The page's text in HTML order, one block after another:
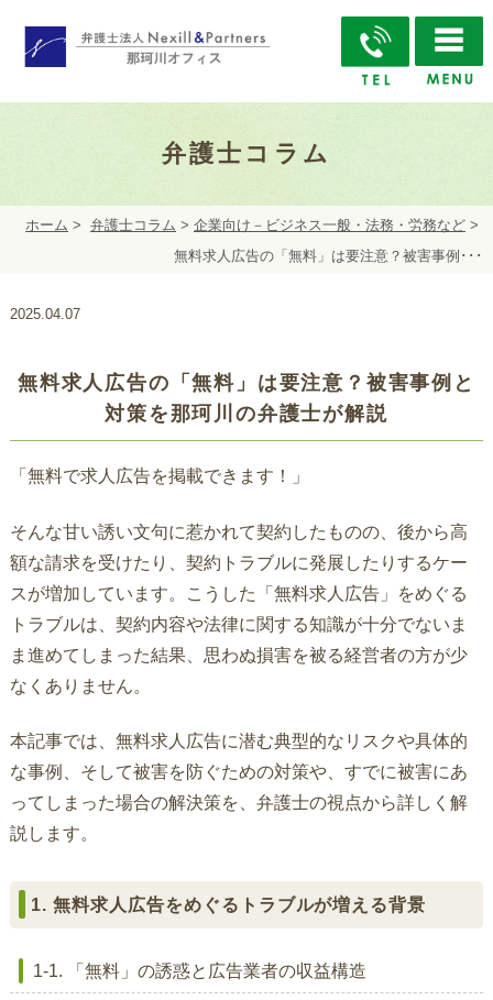
弁護士コラム
ホーム > 弁護士コラム >企業向け－ビジネス一般・法務・労務など >
無料求人広告の「無料」は要注意？被害事例･･･
2025.04.07
無料求人広告の「無料」は要注意？被害事例と
対策を那珂川の弁護士が解説
「無料で求人広告を掲載できます！」
そんな甘い誘い文句に惹かれて契約したものの、後から高
額な請求を受けたり、契約トラブルに発展したりするケー
スが増加しています。こうした「無料求人広告」をめぐる
トラブルは、契約内容や法律に関する知識が十分でないま
ま進めてしまった結果、思わぬ損害を被る経営者の方が少
なくありません。
本記事では、無料求人広告に潜む典型的なリスクや具体的
な事例、そして被害を防ぐための対策や、すでに被害にあ
ってしまった場合の解決策を、弁護士の視点から詳しく解
説します。
1. 無料求人広告をめぐるトラブルが増える背景
1-1. 「無料」の誘惑と広告業者の収益構造